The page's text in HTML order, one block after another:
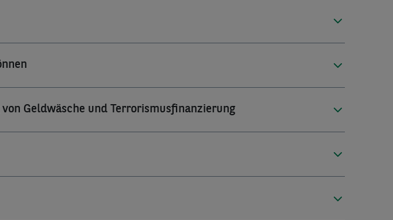
Geldwäsche und Terrorismusfinanzierung